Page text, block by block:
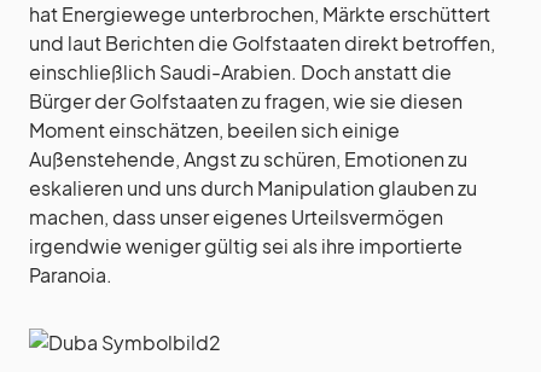
hat Energiewege unterbrochen, Märkte erschüttert
und laut Berichten die Golfstaaten direkt betroffen,
einschließlich Saudi-Arabien. Doch anstatt die
Bürger der Golfstaaten zu fragen, wie sie diesen
Moment einschätzen, beeilen sich einige
Außenstehende, Angst zu schüren, Emotionen zu
eskalieren und uns durch Manipulation glauben zu
machen, dass unser eigenes Urteilsvermögen
irgendwie weniger gültig sei als ihre importierte
Paranoia.